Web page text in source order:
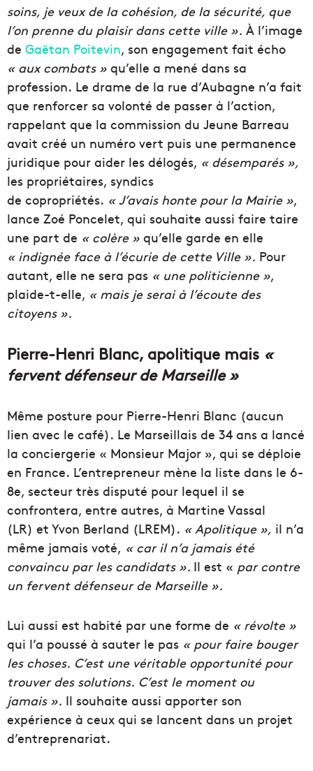
soins, je veux de la cohésion, de la sécurité, que
l’on prenne du plaisir dans cette ville ». À l’image
de Gaëtan Poitevin, son engagement fait écho
« aux combats » qu’elle a mené dans sa
profession. Le drame de la rue d’Aubagne n’a fait
que renforcer sa volonté de passer à l’action,
rappelant que la commission du Jeune Barreau
avait créé un numéro vert puis une permanence
juridique pour aider les délogés, « désemparés »,
les propriétaires, syndics
de copropriétés. « J’avais honte pour la Mairie »,
lance Zoé Poncelet, qui souhaite aussi faire taire
une part de « colère » qu’elle garde en elle
« indignée face à l’écurie de cette Ville ». Pour
autant, elle ne sera pas « une politicienne »,
plaide-t-elle, « mais je serai à l’écoute des
citoyens».
Pierre-Henri Blanc, apolitique mais «
fervent défenseur de Marseille »
Même posture pour Pierre-Henri Blanc (aucun
lien avec le café). Le Marseillais de 34 ans a lancé
la conciergerie « Monsieur Major », qui se déploie
en France. L’entrepreneur mène la liste dans le 6-
8e, secteur très disputé pour lequel il se
confrontera, entre autres, à Martine Vassal
(LR) et Yvon Berland (LREM). « Apolitique », il n’a
même jamais voté, « car il n’a jamais été
convaincu par les candidats ». Il est « par contre
un fervent défenseur de Marseille ».
Lui aussi est habité par une forme de « révolte »
qui l’a poussé à sauter le pas « pour faire bouger
les choses. C’est une véritable opportunité pour
trouver des solutions. C’est le moment ou
jamais ». Il souhaite aussi apporter son
expérience à ceux qui se lancent dans un projet
d’entreprenariat.